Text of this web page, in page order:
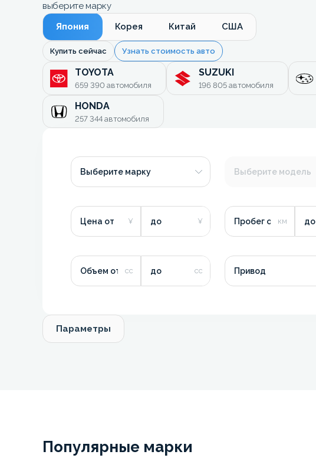
выберите марку
Япония
Корея Китай США
Купить сейчас Узнать стоимость авто
TOYOTA
659 390 автомобиля
SUZUKI
196 805 автомобиля
HONDA
257 344 автомобиля
Выберите марку Выберите модель
Цена от до Пробег от до
Объем от до Привод
Параметры
Популярные марки